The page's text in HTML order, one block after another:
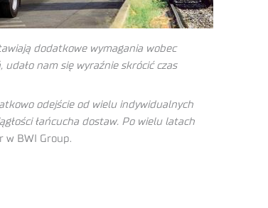
dodatkowe wymagania wobec
nam się wyraźnie skrócić czas
odejście od wielu indywidualnych
łańcucha dostaw. Po wielu latach
w BWI Group.